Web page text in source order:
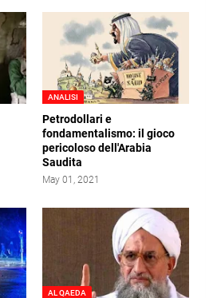
ANALISI
Petrodollari e
fondamentalismo: il gioco
pericoloso dell'Arabia
Saudita
May 01, 2021
AL QAEDA